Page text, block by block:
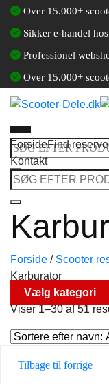
Fortsæt
indhold
Over 15.000+
Sikker e-handel
Professionel
Over 15.000+
Søg
efter:
Log ind / Opret en
ForsideFind
Kontakt
Søg
efter:
Forside / Scooter
Karburator
Vælg kategori
Viser 1–30 af 51
Tilbage til forrige